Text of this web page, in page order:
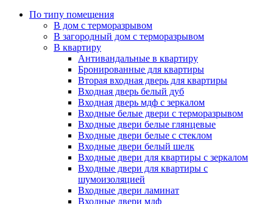
По типу помещения
В дом с терморазрывом
В загородный дом с терморазрывом
В квартиру
Антивандальные в квартиру
Бронированные для квартиры
Вторая входная дверь для квартиры
Входная дверь белый дуб
Входная дверь мдф с зеркалом
Входные белые двери с терморазрывом
Входные двери белые глянцевые
Входные двери белые с стеклом
Входные двери белый шелк
Входные двери для квартиры с зеркалом
Входные двери для квартиры с
шумоизоляцией
Входные двери ламинат
Входные двери мдф